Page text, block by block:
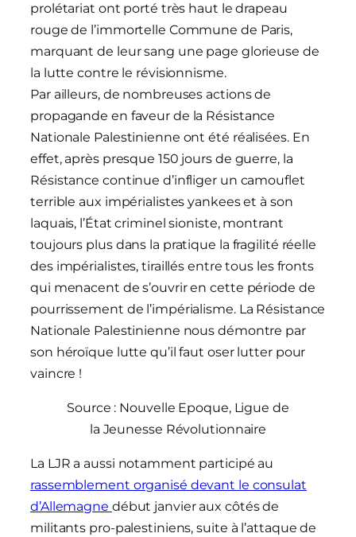
prolétariat ont porté très haut le drapeau
rouge de l’immortelle Commune de Paris,
marquant de leur sang une page glorieuse de
la lutte contre le révisionnisme.
Par ailleurs, de nombreuses actions de
propagande en faveur de la Résistance
Nationale Palestinienne ont été réalisées. En
effet, après presque 150 jours de guerre, la
Résistance continue d’infliger un camouflet
terrible aux impérialistes yankees et à son
laquais, l’État criminel sioniste, montrant
toujours plus dans la pratique la fragilité réelle
des impérialistes, tiraillés entre tous les fronts
qui menacent de s’ouvrir en cette période de
pourrissement de l’impérialisme. La Résistance
Nationale Palestinienne nous démontre par
son héroïque lutte qu’il faut oser lutter pour
vaincre !
Source : Nouvelle Epoque, Ligue de
la Jeunesse Révolutionnaire
La LJR a aussi notamment participé au
rassemblement organisé devant le consulat
d’Allemagne début janvier aux côtés de
militants pro-palestiniens, suite à l’attaque de